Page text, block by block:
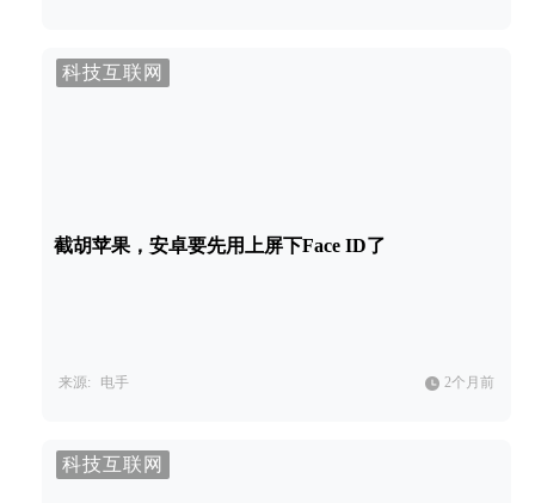
科技互联网
截胡苹果，安卓要先用上屏下Face ID了
来源: 电手 2个月前
科技互联网